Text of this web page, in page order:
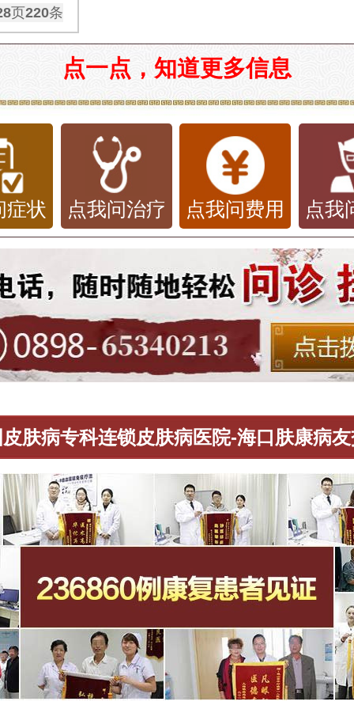
页220条
点一点，知道更多信息
症状 点我问治疗 点我问费用 点我
肤病专科连锁皮肤病医院-海口肤康病